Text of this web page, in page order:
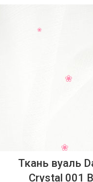
Ткань вуаль
Crystal 001